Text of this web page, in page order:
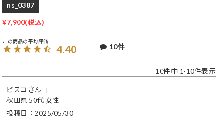
ns_0387
¥7,900
4.40 10
10件中 1 -10件表示
ビスコ
秋田県 50代 女性
投稿日
2025/05/30